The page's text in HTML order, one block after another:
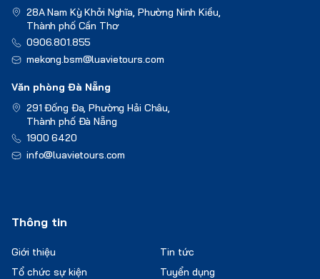
28A Nam Kỳ Khởi Nghĩa, Phường Ninh Kiều,
Thành phố Cần Thơ
0906.801.855
mekong.bsm@luavietours.com
Văn phòng Đà Nẵng
291 Đống Đa, Phường Hải Châu,
Thành phố Đà Nẵng
1900 6420
info@luavietours.com
Thông tin
Giới thiệu
Tổ chức sự kiện
Tin tức
Tuyển dụng